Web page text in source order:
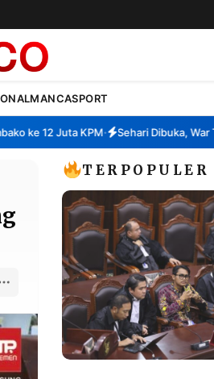
MANCASPORT
12 Juta KPM • Sehari Dibuka, War
TERPOPULER